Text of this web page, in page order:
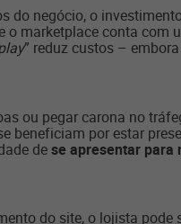
do negócio, o
o marketplace conta com
” reduz custos –
ou pegar carona no
por estar
dese apresentar para
do site, o lojista pode